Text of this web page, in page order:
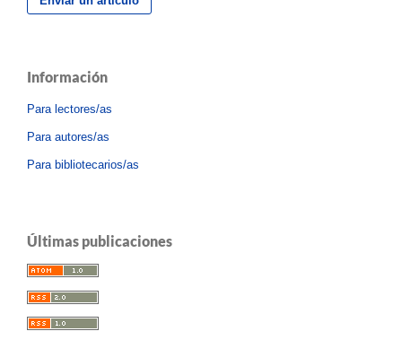
Información
Para lectores/as
Para autores/as
Para bibliotecarios/as
Últimas publicaciones